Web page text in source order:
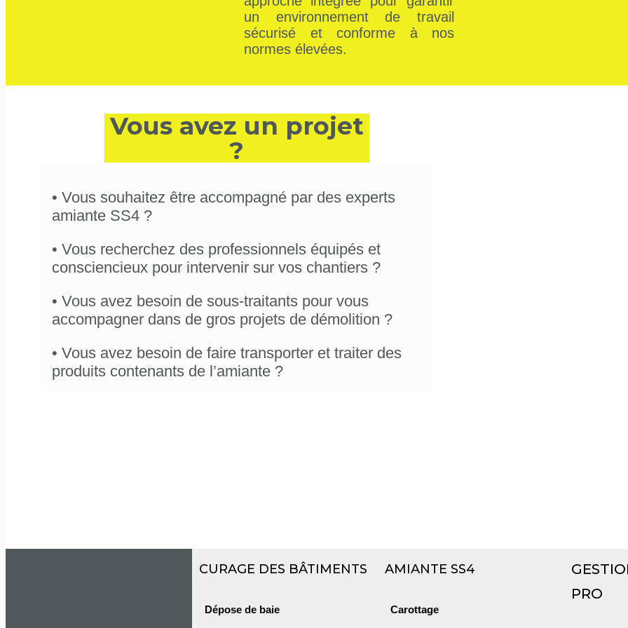
un environnement de travail
sécurisé et conforme à nos
normes élevées.
Vous avez un projet
?
• Vous souhaitez être accompagné par des experts
amiante SS4 ?
• Vous recherchez des professionnels équipés et
consciencieux pour intervenir sur vos chantiers ?
• Vous avez besoin de sous-traitants pour vous
accompagner dans de gros projets de démolition ?
• Vous avez besoin de faire transporter et traiter des
produits contenants de l’amiante ?
CURAGE DES BÂTIMENTS
Dépose de baie
AMIANTE SS4
Carottage
PRO